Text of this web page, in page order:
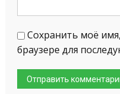
Сохранить моё
браузере для